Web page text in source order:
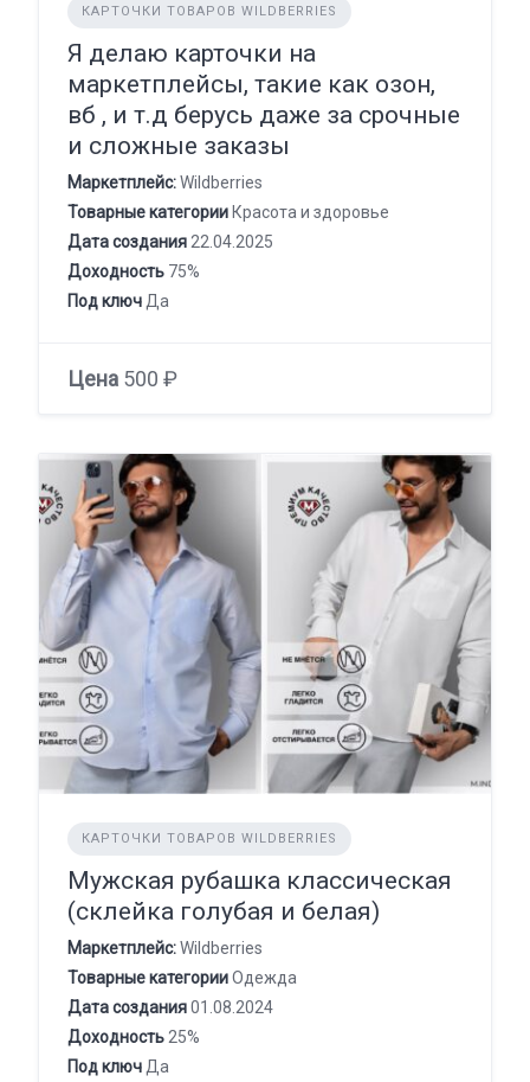
КАРТОЧКИ ТОВАРОВ WILDBERRIES
Я делаю карточки на
маркетплейсы, такие как озон,
вб , и т.д берусь даже за срочные
и сложные заказы
Маркетплейс:Wildberries
Товарные категории Красота и здоровье
Дата создания 22.04.2025
Доходность 75%
Под ключ Да
Цена 500 ₽
КАРТОЧКИ ТОВАРОВ WILDBERRIES
Мужская рубашка классическая
(склейка голубая и белая)
Маркетплейс:Wildberries
Товарные категорииОдежда
Дата создания01.08.2024
Доходность 25%
Под ключ Да